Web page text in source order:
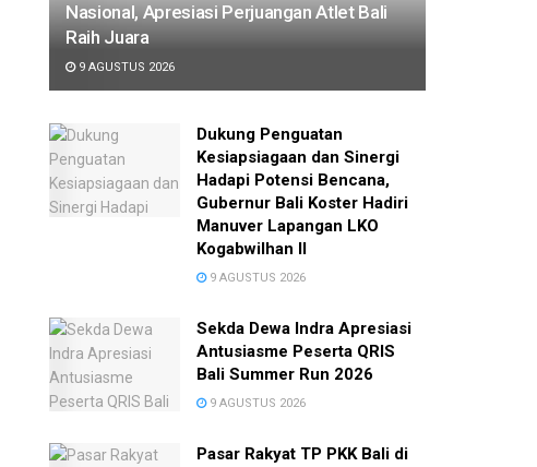
Nasional, Apresiasi Perjuangan Atlet Bali
Raih Juara
9 AGUSTUS 2026
Dukung Penguatan
Kesiapsiagaan dan Sinergi
Hadapi Potensi Bencana,
Gubernur Bali Koster Hadiri
Manuver Lapangan LKO
Kogabwilhan II
9 AGUSTUS 2026
Sekda Dewa Indra Apresiasi
Antusiasme Peserta QRIS
Bali Summer Run 2026
9 AGUSTUS 2026
Pasar Rakyat TP PKK Bali di